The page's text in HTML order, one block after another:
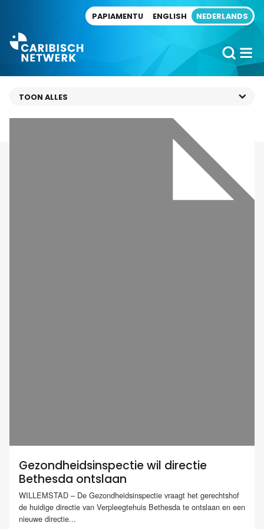
PAPIAMENTU ENGLISH NEDERLANDS
Gezondheidsinspectie wil directie
Bethesda ontslaan
WILLEMSTAD – De Gezondheidsinspectie vraagt het gerechtshof
de huidige directie van Verpleegtehuis Bethesda te ontslaan en een
nieuwe directie...